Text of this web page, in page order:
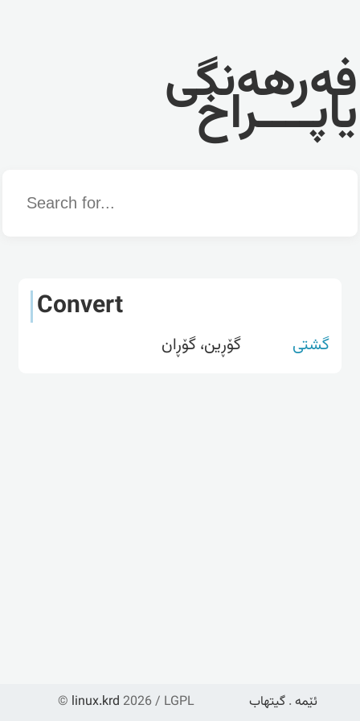
فەرهەنگی
یاپــــراخ
Word
Convert
گشتی گۆڕین، گۆڕان
© linux.krd 2026 / LGPL ئێمە . گیتهاب